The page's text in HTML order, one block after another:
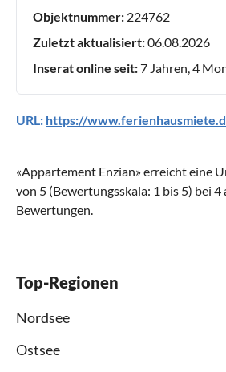
Objektnummer: 224762
Zuletzt aktualisiert:06.08.2026
Inserat online seit:7 Jahren, 4
URL: https://
«Appartement Enzian» erreicht eine
von 5 (Bewertungsskala: 1 bis 5) bei 4
Bewertungen.
Top-Regionen
Nordsee
Ostsee